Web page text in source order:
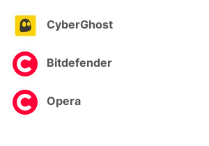
CyberGhost
Bitdefender
Opera